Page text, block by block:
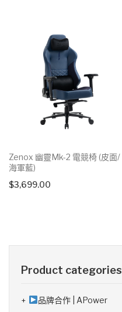
Zenox 幽靈Mk-2 電競椅 (皮面/
海軍藍)
$3,699.00
Product categories
品牌合作 | APower